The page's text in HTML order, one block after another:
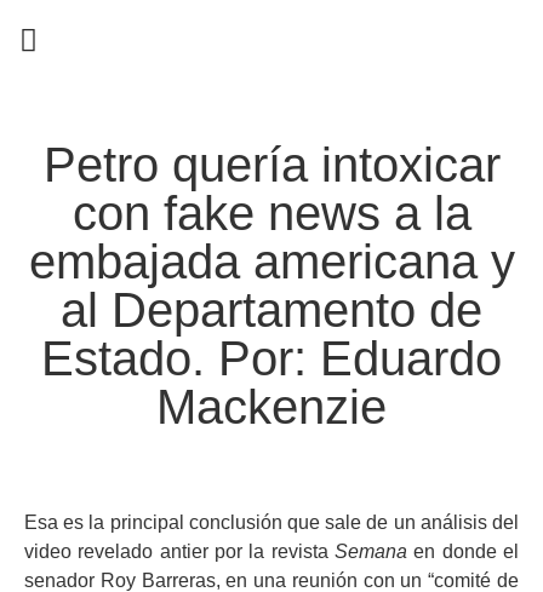
Petro quería intoxicar
con fake news a la
embajada americana y
al Departamento de
Estado. Por: Eduardo
Mackenzie
Esa es la principal conclusión que sale de un análisis del
video revelado antier por la revista Semanaen donde el
senador Roy Barreras, en una reunión con un “comité de